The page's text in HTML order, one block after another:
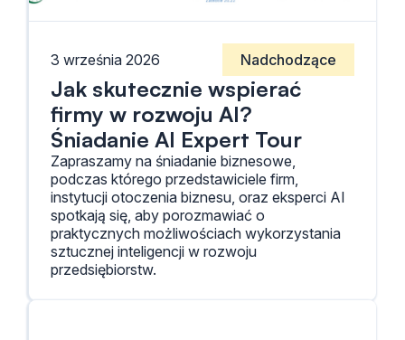
Nadchodzące
3 września 2026
Jak skutecznie wspierać
firmy w rozwoju AI?
Śniadanie AI Expert Tour
Zapraszamy na śniadanie biznesowe,
podczas którego przedstawiciele firm,
instytucji otoczenia biznesu, oraz eksperci AI
spotkają się, aby porozmawiać o
praktycznych możliwościach wykorzystania
sztucznej inteligencji w rozwoju
przedsiębiorstw.